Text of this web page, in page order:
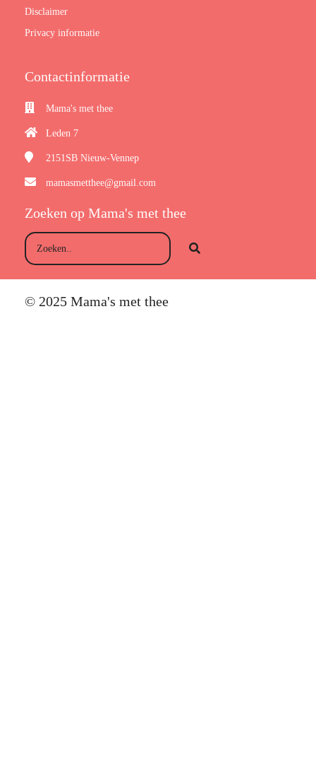
Disclaimer
Privacy informatie
Contactinformatie
Mama's met thee
Leden 7
2151SB Nieuw-Vennep
mamasmetthee@gmail.com
Zoeken op Mama's met thee
© 2025 Mama's met thee